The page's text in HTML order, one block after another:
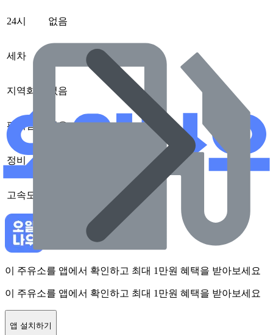
24시 없음
세차
지역화폐 없음
편의점 없음
정비
고속도로
이 주유소를 앱에서 확인하고 최대 1만원 혜택을 받아보세요
이 주유소를 앱에서 확인하고 최대 1만원 혜택을 받아보세요
앱 설치하기